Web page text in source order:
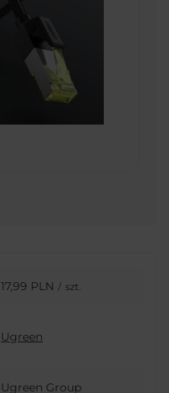
17,99 PLN / szt.
Ugreen
Ugreen Group